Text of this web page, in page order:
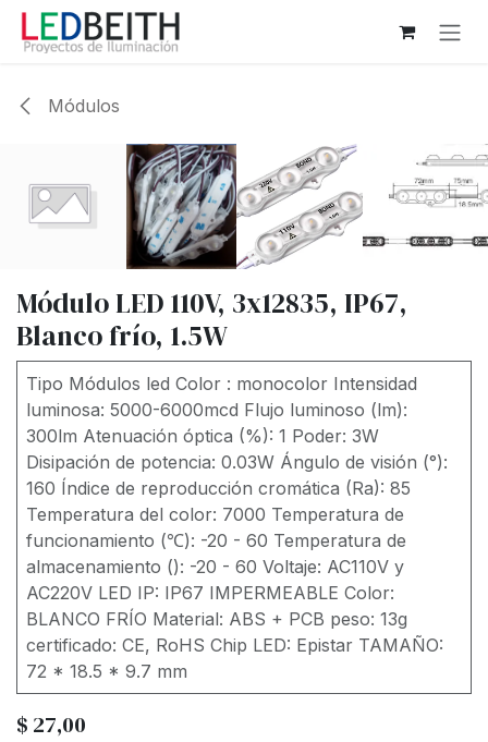
Ir al contenido
Módulos
Módulo LED 110V, 3x12835, IP67,
Blanco frío, 1.5W
Tipo Módulos led Color : monocolor Intensidad
luminosa: 5000-6000mcd Flujo luminoso (lm):
300lm Atenuación óptica (%): 1 Poder: 3W
Disipación de potencia: 0.03W Ángulo de visión (°):
160 Índice de reproducción cromática (Ra): 85
Temperatura del color: 7000 Temperatura de
funcionamiento (℃): -20 - 60 Temperatura de
almacenamiento (): -20 - 60 Voltaje: AC110V y
AC220V LED IP: IP67 IMPERMEABLE Color:
BLANCO FRÍO Material: ABS + PCB peso: 13g
certificado: CE, RoHS Chip LED: Epistar TAMAÑO:
72 * 18.5 * 9.7 mm
$ 27,00